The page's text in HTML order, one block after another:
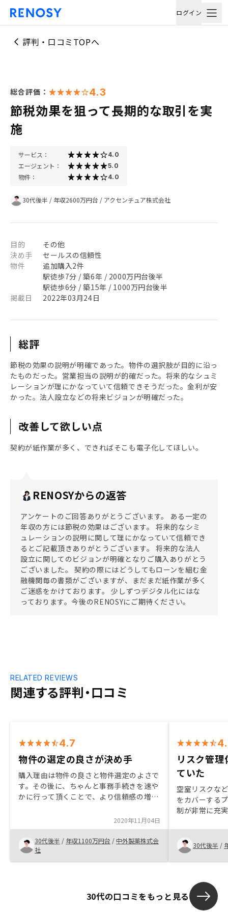
ログイン
評判・口コミTOPへ
総合評価： 4.3
節税効果を狙って長期的な取引を実
施
サービス： 4.0
エージェント： 5.0
物件： 4.0
30代後半 / 年収2600万円台 / アクセンチュア株式会社
目的
その他
決め手
セールスの信頼性
物件
追加購入2件
駅徒歩7分 / 築6年 / 2000万円台後半
駅徒歩6分 / 築15年 / 1000万円台後半
掲載日
2022年03月24日
総評
節税の効果の説明が明確であった。物件の選択肢が目的に沿っ
たものだった。営業担当の説明が的確だった。将来的なシュミ
レーションが理にかなっていて信頼できそうだった。金利が安
かった。法人設立などの将来ビジョンが明確だった。
改善して欲しい点
契約が紙作業が多く、できればそこも電子化してほしい。
RENOSYからの返答
アンケートのご回答ありがとうございます。 ある一定の
年収の方には節税の効果はございます。 将来的なシミ
ュレーションの説明に関して理にかなっていて信頼でき
るとご記載頂きありがとうございます。 将来的な法人
設立に関してのビジョンが明確となりご購入ありがとう
ございました。 契約の際にはどうしてもローンを組む金
融機関毎の書類がございますが、まだまだ紙作業が多く
ご迷惑をかけております。 少しずつデジタル化にはな
っております。今後のRENOSYにご期待ください。
関連する評判・口コミ
RELATED REVIEWS
4.7
物件の選定の良さが決め手
購入理由は物件の良さと物件選定のよさで
す。その後に、ちゃんと事務手続きを速や
かに行って頂くことで、より信頼感の増す
と事務手続きを速やかに行って頂くこと
で、より信頼感の増す手続きになるのでは
と感じました。
2020年11月04日
30代後半 / 年収1100万円台 / 中外製薬株式会
社
リスク管
ていた
空室リスクな
をカバーする
制が非常に充
30代後半 /
30代の口コミをもっと見る